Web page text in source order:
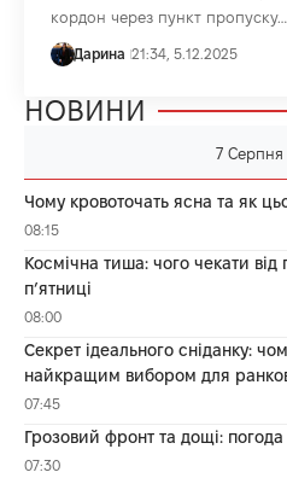
кордон через пункт пропуску…
Дарина 21:34, 5.12.2025
НОВИНИ
7 Серпня
Чому кровоточать ясна та як
08:15
Космічна тиша: чого чекати від
п’ятниці
08:00
Секрет ідеального сніданку:
найкращим вибором для
07:45
Грозовий фронт та дощі:
07:30